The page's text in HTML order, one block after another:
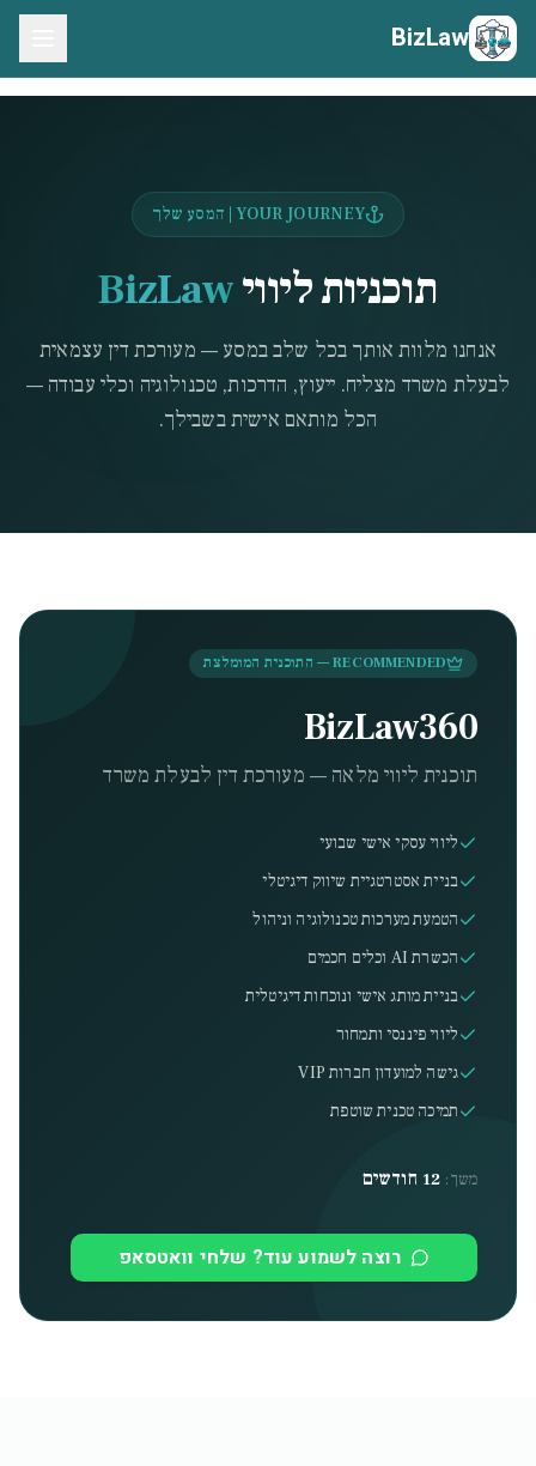
BizLaw
YOUR JOURNEY | המסע שלך
תוכניות ליוויBizLaw
אנחנו מלוות אותך בכל שלב במסע — מעורכת דין עצמאית
לבעלת משרד מצליח. ייעוץ, הדרכות, טכנולוגיה וכלי עבודה —
הכל מותאם אישית בשבילך.
RECOMMENDED — התוכנית המומלצת
BizLaw360
תוכנית ליווי מלאה — מעורכת דין לבעלת משרד
ליווי עסקי אישי שבועי
בניית אסטרטגיית שיווק דיגיטלי
הטמעת מערכות טכנולוגיה וניהול
הכשרת AI וכלים חכמים
בניית מותג אישי ונוכחות דיגיטלית
ליווי פיננסי ותמחור
גישה למועדון חברות VIP
תמיכה טכנית שוטפת
משך: 12 חודשים
רוצה לשמוע עוד? שלחי וואטסאפ